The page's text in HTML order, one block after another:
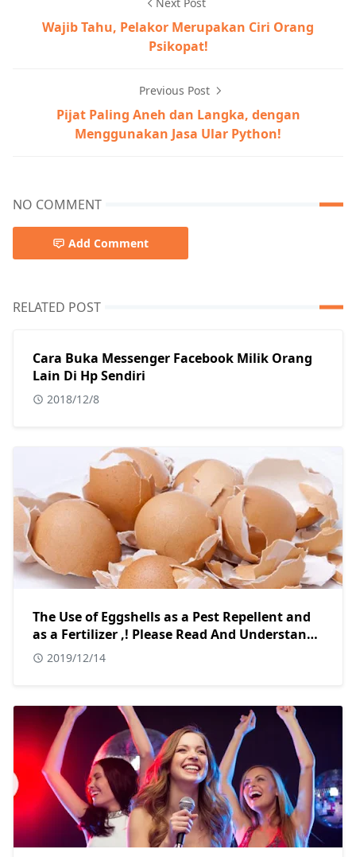
Wajib Tahu, Pelakor Merupakan Ciri Orang
Psikopat!
Previous Post
Pijat Paling Aneh dan Langka, dengan
Menggunakan Jasa Ular Python!
NO COMMENT
Add Comment
RELATED POST
Cara Buka Messenger Facebook Milik Orang
Lain Di Hp Sendiri
2018/12/8
The Use of Eggshells as a Pest Repellent and
as a Fertilizer ,! Please Read And Understand
Hopefully This Article Is Useful And Useful.
2019/12/14